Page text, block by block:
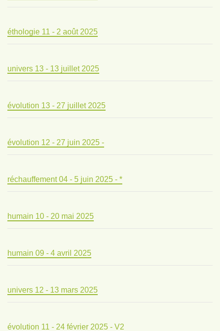
éthologie 11 - 2 août 2025
univers 13 - 13 juillet 2025
évolution 13 - 27 juillet 2025
évolution 12 - 27 juin 2025 -
réchauffement 04 - 5 juin 2025 - *
humain 10 - 20 mai 2025
humain 09 - 4 avril 2025
univers 12 - 13 mars 2025
évolution 11 - 24 février 2025 - V2